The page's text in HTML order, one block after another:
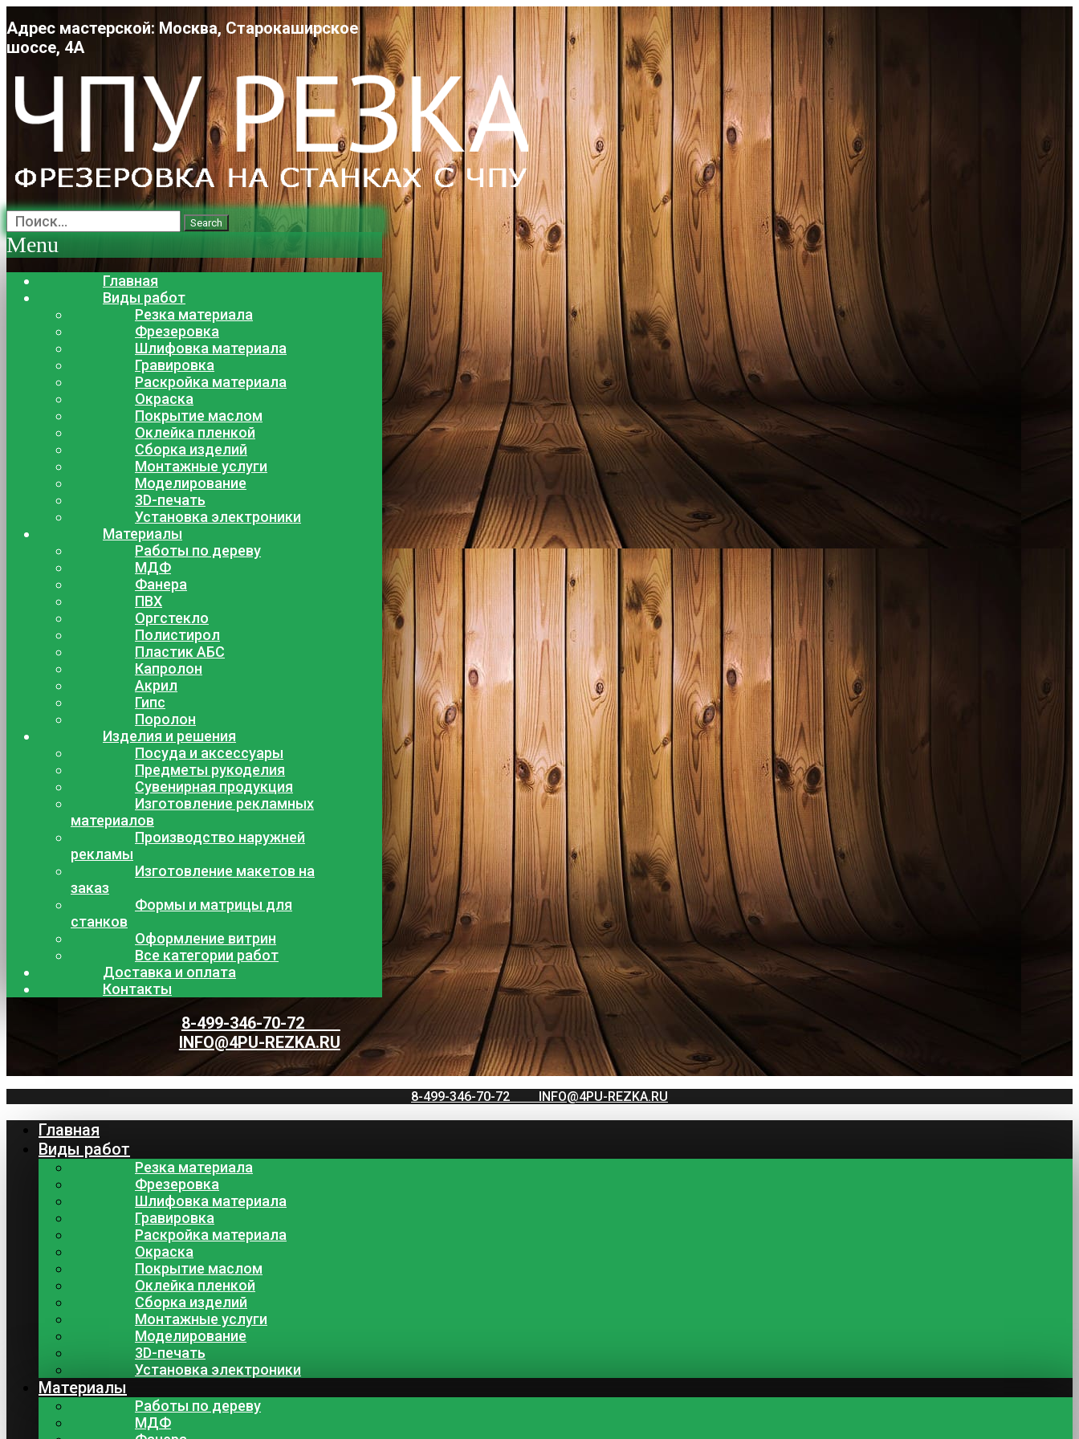
Адрес мастерской: Москва, Старокаширское
шоссе, 4А
Search
Menu
Главная
Виды работ
Резка материала
Фрезеровка
Шлифовка материала
Гравировка
Раскройка материала
Окраска
Покрытие маслом
Оклейка пленкой
Сборка изделий
Монтажные услуги
Моделирование
3D-печать
Установка электроники
Материалы
Работы по дереву
МДФ
Фанера
ПВХ
Оргстекло
Полистирол
Пластик АБС
Капролон
Акрил
Гипс
Поролон
Изделия и решения
Посуда и аксессуары
Предметы рукоделия
Сувенирная продукция
Изготовление рекламных
материалов
Производство наружней
рекламы
Изготовление макетов на
заказ
Формы и матрицы для
станков
Оформление витрин
Все категории работ
Доставка и оплата
Контакты
8-499-346-70-72
INFO@4PU-REZKA.RU
8-499-346-70-72 INFO@4PU-REZKA.RU
Главная
Виды работ
Резка материала
Фрезеровка
Шлифовка материала
Гравировка
Раскройка материала
Окраска
Покрытие маслом
Оклейка пленкой
Сборка изделий
Монтажные услуги
Моделирование
3D-печать
Установка электроники
Материалы
Работы по дереву
МДФ